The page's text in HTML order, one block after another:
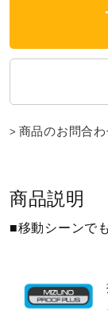
ライフ
商品のお問合
商品説明
■移動シーンで